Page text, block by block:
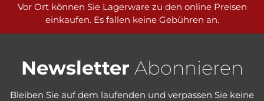
Vor Ort können Sie Lagerware zu den online Preisen
einkaufen. Es fallen keine Gebühren an.
Newsletter Abonnieren
Bleiben Sie auf dem laufenden und verpassen Sie keine